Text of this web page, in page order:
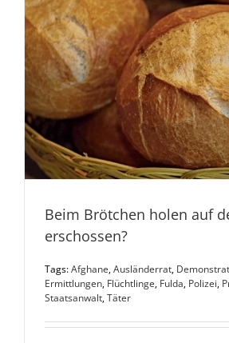
Beim Brötchen holen auf
erschossen?
Tags:Afghane,Ausländerrat,
Ermittlungen, Flüchtlinge, Fulda, Polizei,
Staatsanwalt,Täter